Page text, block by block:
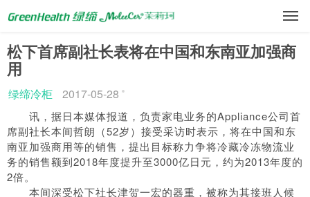
松下首席副社长表将在中国和东南亚加强商
用
绿缔冷柜 2017-05-28
讯，据日本媒体报道，负责家电业务的Appliance公司首
席副社长本间哲朗（52岁）接受采访时表示，将在中国和东
南亚加强商用等的销售，提出目标称力争将冷藏冷冻物流业
务的销售额到2018年度提升至3000亿日元，约为2013年度的
2倍。
本间深受松下社长津贺一宏的器重，被称为其接班人候